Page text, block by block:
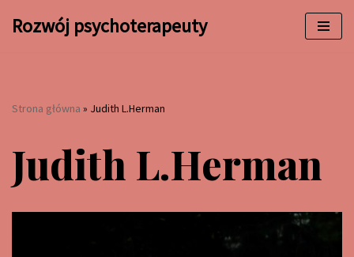
Rozwój psychoterapeuty
Strona główna » Judith L.Herman
Judith L.Herman